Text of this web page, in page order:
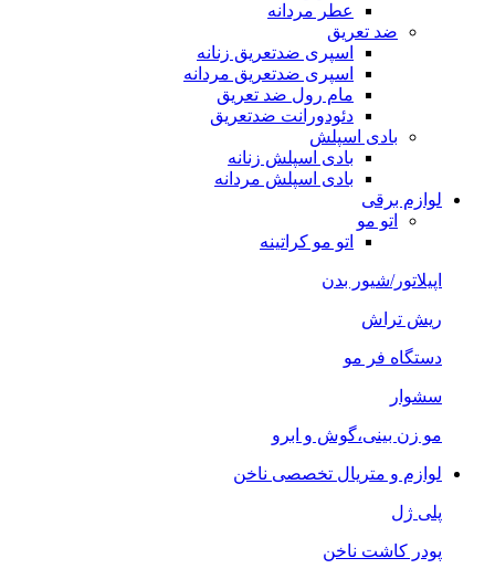
عطر مردانه
ضد تعریق
اسپری ضدتعریق زنانه
اسپری ضدتعریق مردانه
مام رول ضد تعریق
دئودورانت ضدتعریق
بادی اسپلش
بادی اسپلش زنانه
بادی اسپلش مردانه
لوازم برقی
اتو مو
اتو مو کراتینه
اپیلاتور/شیور بدن
ریش تراش
دستگاه فر مو
سشوار
مو زن بینی،گوش و ابرو
لوازم و متریال تخصصی ناخن
پلی ژل
پودر کاشت ناخن